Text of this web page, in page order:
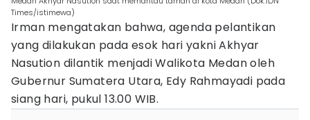
Times/istimewa)
Irman mengatakan bahwa, agenda pelantikan
yang dilakukan pada esok hari yakni Akhyar
Nasution dilantik menjadi Walikota Medan oleh
Gubernur Sumatera Utara, Edy Rahmayadi pada
siang hari, pukul 13.00 WIB.